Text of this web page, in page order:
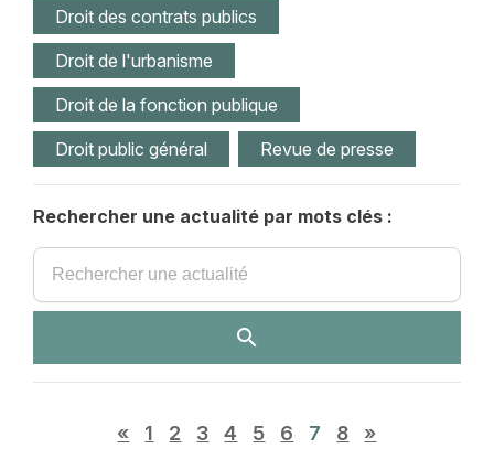
Droit des contrats publics
Droit de l'urbanisme
Droit de la fonction publique
Droit public général
Revue de presse
Rechercher une actualité par mots clés :
« 1 2 3 4 5 6 7 8 »